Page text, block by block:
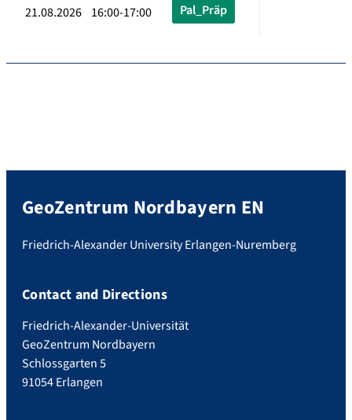
21.08.2026 16:00-17:00 Pal_Präp
GeoZentrum Nordbayern EN
Friedrich-Alexander University Erlangen-Nuremberg
Contact and Directions
Friedrich-Alexander-Universität
GeoZentrum Nordbayern
Schlossgarten 5
91054 Erlangen